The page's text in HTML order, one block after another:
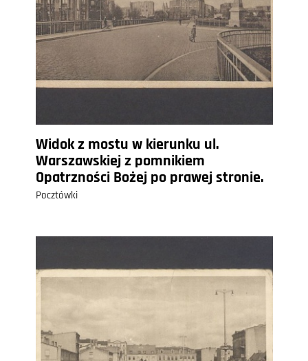
Widok z mostu w kierunku ul.
Warszawskiej z pomnikiem
Opatrzności Bożej po prawej stronie.
Pocztówki